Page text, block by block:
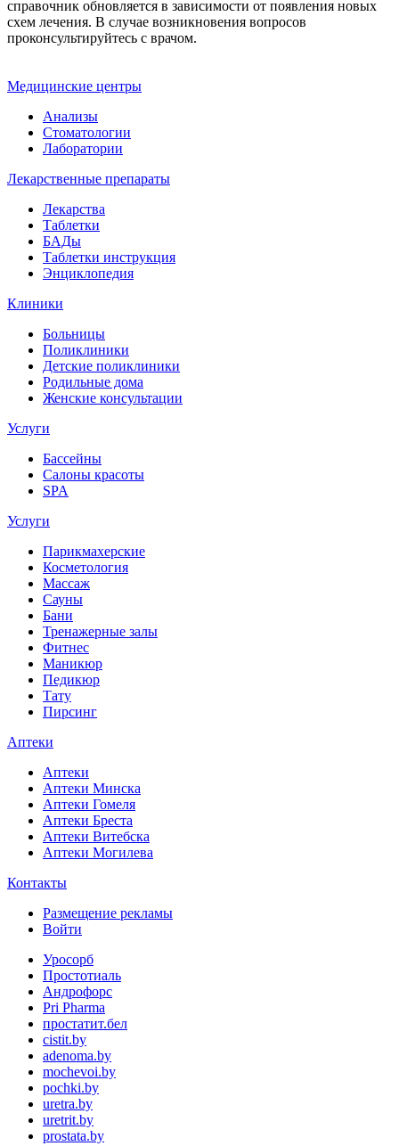
справочник обновляется в зависимости от появления новых
схем лечения. В случае возникновения вопросов
проконсультируйтесь с врачом.
Медицинские центры
Анализы
Стоматологии
Лаборатории
Лекарственные препараты
Лекарства
Таблетки
БАДы
Таблетки инструкция
Энциклопедия
Клиники
Больницы
Поликлиники
Детские поликлиники
Родильные дома
Женские консультации
Услуги
Бассейны
Салоны красоты
SPA
Услуги
Парикмахерские
Косметология
Массаж
Сауны
Бани
Тренажерные залы
Фитнес
Маникюр
Педикюр
Тату
Пирсинг
Аптеки
Аптеки
Аптеки Минска
Аптеки Гомеля
Аптеки Бреста
Аптеки Витебска
Аптеки Могилева
Контакты
Размещение рекламы
Войти
Уросорб
Простотиаль
Андрофорс
Pri Pharma
простатит.бел
cistit.by
adenoma.by
mochevoi.by
pochki.by
uretra.by
uretrit.by
prostata.by